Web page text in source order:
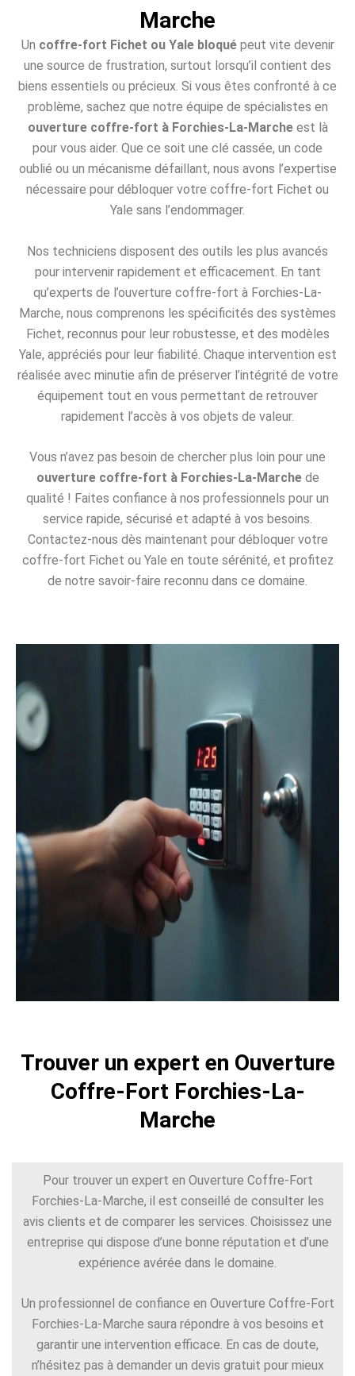
Marche
Un coffre-fort Fichet ou Yale bloquépeut vite devenir
une source de frustration, surtout lorsqu’il contient des
biens essentiels ou précieux. Si vous êtes confronté à ce
problème, sachez que notre équipe de spécialistes en
ouverture coffre-fort à Forchies-La-Marcheest là
pour vous aider. Que ce soit une clé cassée, un code
oublié ou un mécanisme défaillant, nous avons l’expertise
nécessaire pour débloquer votre coffre-fort Fichet ou
Yale sans l’endommager.
Nos techniciens disposent des outils les plus avancés
pour intervenir rapidement et efficacement. En tant
qu’experts de l’ouverture coffre-fort à Forchies-La-
Marche, nous comprenons les spécificités des systèmes
Fichet, reconnus pour leur robustesse, et des modèles
Yale, appréciés pour leur fiabilité. Chaque intervention est
réalisée avec minutie afin de préserver l’intégrité de votre
équipement tout en vous permettant de retrouver
rapidement l’accès à vos objets de valeur.
Vous n’avez pas besoin de chercher plus loin pour une
ouverture coffre-fort à Forchies-La-Marchede
qualité ! Faites confiance à nos professionnels pour un
service rapide, sécurisé et adapté à vos besoins.
Contactez-nous dès maintenant pour débloquer votre
coffre-fort Fichet ou Yale en toute sérénité, et profitez
de notre savoir-faire reconnu dans ce domaine.
Trouver un expert en Ouverture
Coffre-Fort Forchies-La-
Marche
Pour trouver un expert en Ouverture Coffre-Fort
Forchies-La-Marche, il est conseillé de consulter les
avis clients et de comparer les services. Choisissez une
entreprise qui dispose d’une bonne réputation et d’une
expérience avérée dans le domaine.
Un professionnel de confiance en Ouverture Coffre-Fort
Forchies-La-Marche saura répondre à vos besoins et
garantir une intervention efficace. En cas de doute,
n’hésitez pas à demander un devis gratuit pour mieux